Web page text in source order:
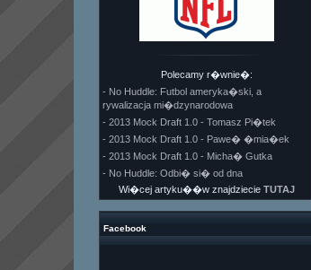
Polecamy r�wnie�:
- No Huddle: Futbol ameryka�ski, a
rywalizacja mi�dzynarodowa
- 2013 Mock Draft 1.0 - Tomasz Pi�tek
- 2013 Mock Draft 1.0 - Pawe� �mia�ek
- 2013 Mock Draft 1.0 - Micha� Gutka
- No Huddle: Odbi� si� od dna
Wi�cej artyku��w znajdziecie TUTAJ
Facebook